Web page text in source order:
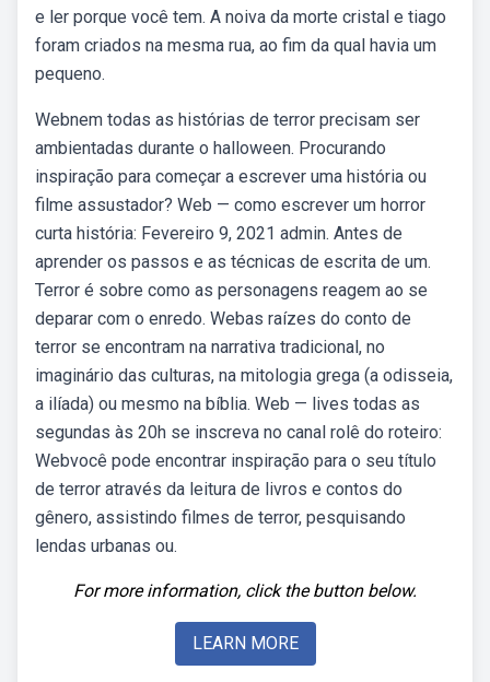
e ler porque você tem. A noiva da morte cristal e tiago
foram criados na mesma rua, ao fim da qual havia um
pequeno.
Webnem todas as histórias de terror precisam ser
ambientadas durante o halloween. Procurando
inspiração para começar a escrever uma história ou
filme assustador? Web — como escrever um horror
curta história: Fevereiro 9, 2021 admin. Antes de
aprender os passos e as técnicas de escrita de um.
Terror é sobre como as personagens reagem ao se
deparar com o enredo. Webas raízes do conto de
terror se encontram na narrativa tradicional, no
imaginário das culturas, na mitologia grega (a odisseia,
a ilíada) ou mesmo na bíblia. Web — lives todas as
segundas às 20h se inscreva no canal rolê do roteiro:
Webvocê pode encontrar inspiração para o seu título
de terror através da leitura de livros e contos do
gênero, assistindo filmes de terror, pesquisando
lendas urbanas ou.
For more information, click the button below.
LEARN MORE